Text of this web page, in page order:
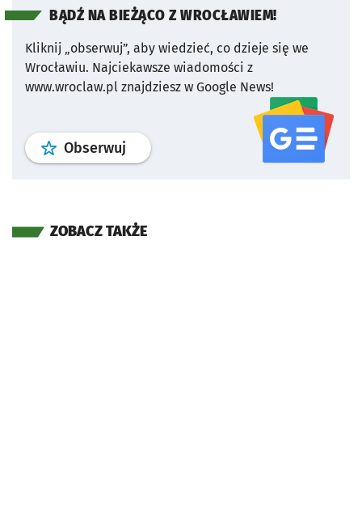
BĄDŹ NA BIEŻĄCO Z WROCŁAWIEM!
Kliknij „obserwuj”, aby wiedzieć, co dzieje się we
Wrocławiu. Najciekawsze wiadomości z
www.wroclaw.pl znajdziesz w Google News!
Obserwuj profil serwisu
ZOBACZ TAKŻE